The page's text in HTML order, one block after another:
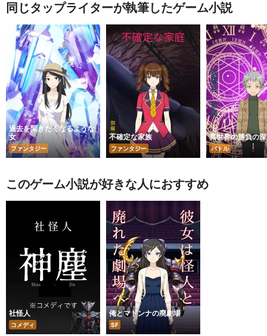
同じタップライターが執筆したゲーム小説
過去を聞きたくなるような
女
ファンタジー
不確定な家族
ファンタジー
異世界の勝負の
バトル
このゲーム小説が好きな人におすすめ
社怪人
コメディ
俺とマドンナの廃劇場
SF